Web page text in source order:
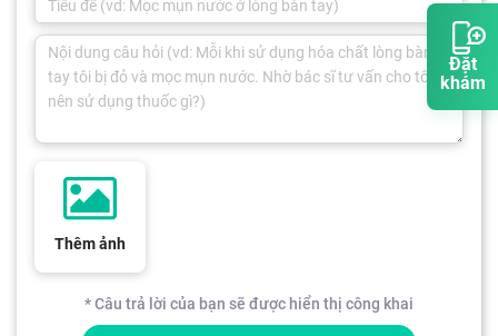
Đặt
khám
Thêm ảnh
* Câu trả lời của bạn sẽ được hiển thị công khai